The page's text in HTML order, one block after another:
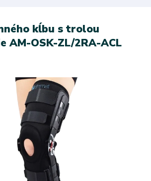
kĺbu s trolou
AM-OSK-ZL/2RA-ACL